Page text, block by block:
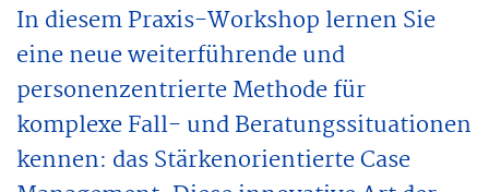
In diesem Praxis-Workshop lernen Sie
eine neue weiterführende und
personenzentrierte Methode für
komplexe Fall- und Beratungssituationen
kennen: das Stärkenorientierte Case